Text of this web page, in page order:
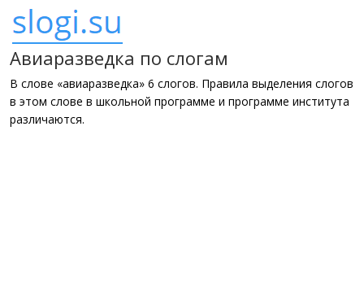
Авиаразведка по слогам
В слове «авиаразведка» 6 слогов. Правила выделения слогов
в этом слове в школьной программе и программе института
различаются.